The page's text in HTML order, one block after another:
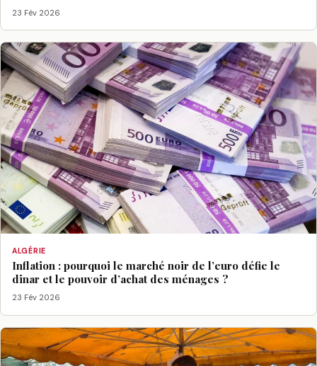
23 Fév 2026
ALGÉRIE
Inflation : pourquoi le marché noir de l’euro défie le
dinar et le pouvoir d’achat des ménages ?
23 Fév 2026